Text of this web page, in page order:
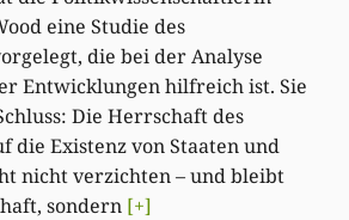
eine Studie des
die bei der Analyse
Entwicklungen hilfreich ist. Sie
Die Herrschaft des
die Existenz von Staaten und
nicht verzichten – und bleibt
sondern [+]